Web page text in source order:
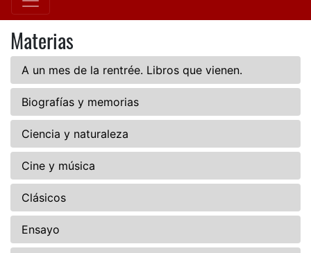
Materias
A un mes de la rentrée. Libros que vienen.
Biografías y memorias
Ciencia y naturaleza
Cine y música
Clásicos
Ensayo